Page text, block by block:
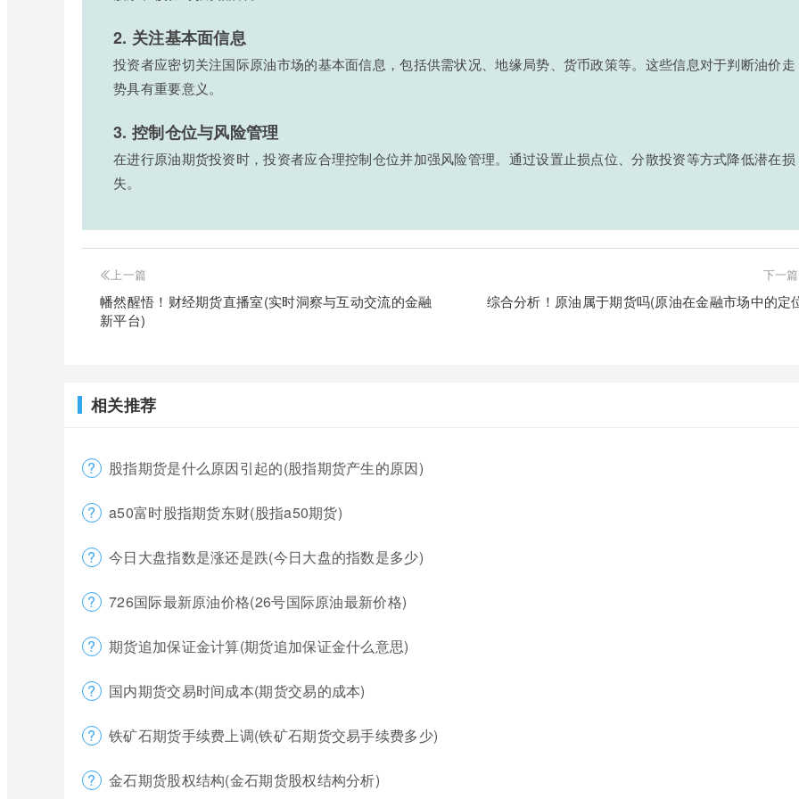
2. 关注基本面信息
投资者应密切关注国际原油市场的基本面信息，包括供需状况、地缘局势、货币政策等。这些信息对于判断油价走
势具有重要意义。
3. 控制仓位与风险管理
在进行原油期货投资时，投资者应合理控制仓位并加强风险管理。通过设置止损点位、分散投资等方式降低潜在损
失。
上一篇
幡然醒悟！财经期货直播室(实时洞察与互动交流的金融
新平台)
下一篇
综合分析！原油属于期货吗(原油在金融市场中的定
相关推荐
股指期货是什么原因引起的(股指期货产生的原因)
a50富时股指期货东财(股指a50期货)
今日大盘指数是涨还是跌(今日大盘的指数是多少)
726国际最新原油价格(26号国际原油最新价格)
期货追加保证金计算(期货追加保证金什么意思)
国内期货交易时间成本(期货交易的成本)
铁矿石期货手续费上调(铁矿石期货交易手续费多少)
金石期货股权结构(金石期货股权结构分析)